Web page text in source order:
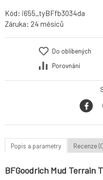
Kód: i655_tyBFfb3034da
Záruka: 24 měsíců
Do oblíbených
Porovnání
Popis a parametry Recenze
BFGoodrich Mud Terrain